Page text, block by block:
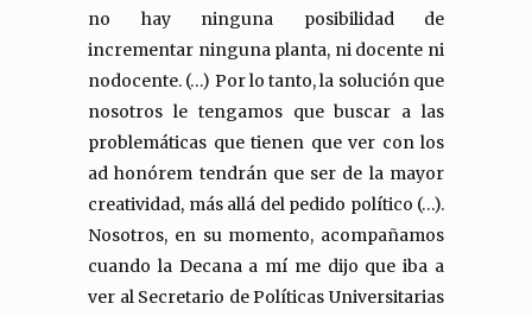
no hay ninguna posibilidad de
incrementar ninguna planta, ni docente ni
nodocente. (…) Por lo tanto, la solución que
nosotros le tengamos que buscar a las
problemáticas que tienen que ver con los
ad honórem tendrán que ser de la mayor
creatividad, más allá del pedido político (…).
Nosotros, en su momento, acompañamos
cuando la Decana a mí me dijo que iba a
ver al Secretario de Políticas Universitarias